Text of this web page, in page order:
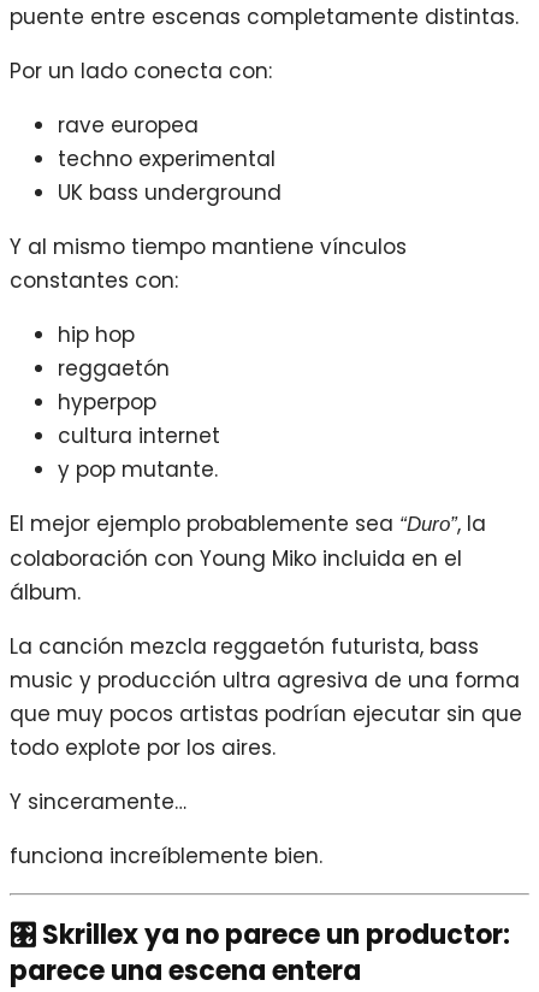
puente entre escenas completamente distintas.
Por un lado conecta con:
rave europea
techno experimental
UK bass underground
Y al mismo tiempo mantiene vínculos
constantes con:
hip hop
reggaetón
hyperpop
cultura internet
y pop mutante.
El mejor ejemplo probablemente sea “Duro”, la
colaboración con Young Miko incluida en el
álbum.
La canción mezcla reggaetón futurista, bass
music y producción ultra agresiva de una forma
que muy pocos artistas podrían ejecutar sin que
todo explote por los aires.
Y sinceramente…
funciona increíblemente bien.
🎛️ Skrillex ya no parece un productor:
parece una escena entera